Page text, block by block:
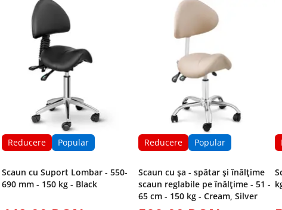
Reducere Popular
Scaun cu Suport Lombar - 550-
690 mm - 150 kg - Black
Reducere Popular
Scaun cu șa - spătar și înălțime
scaun reglabile pe înălțime - 51 -
65 cm - 150 kg - Cream, Silver